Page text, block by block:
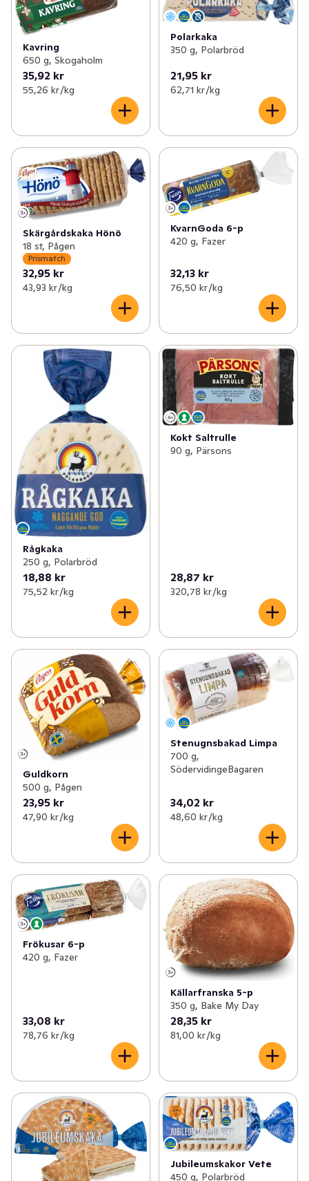
Kavring
650 g, Skogaholm
35,92 kr
55,26 kr /kg
Polarkaka
350 g, Polarbröd
21,95 kr
62,71 kr /kg
Skärgårdskaka Hönö
18 st, Pågen
Prismatch
32,95 kr
43,93 kr /kg
KvarnGoda 6-p
420 g, Fazer
32,13 kr
76,50 kr /kg
Rågkaka
250 g, Polarbröd
18,88 kr
75,52 kr /kg
Kokt Saltrulle
90 g, Pärsons
28,87 kr
320,78 kr /kg
Guldkorn
500 g, Pågen
23,95 kr
47,90 kr /kg
Stenugnsbakad Limpa
700 g,
SödervidingeBagaren
34,02 kr
48,60 kr /kg
Frökusar 6-p
420 g, Fazer
33,08 kr
78,76 kr /kg
Källarfranska 5-p
350 g, Bake My Day
28,35 kr
81,00 kr /kg
Jubileumskakor Vete
450 g, Polarbröd